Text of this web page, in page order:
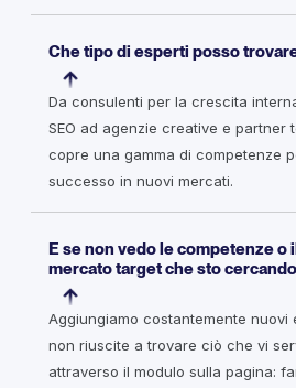
Che tipo di esperti posso
Da consulenti per la crescita
SEO ad agenzie creative e partner
copre una gamma di competenze
successo in nuovi mercati.
E se non vedo le competenze o
mercato target che sto
Aggiungiamo costantemente nuovi
non riuscite a trovare ciò che vi
attraverso il modulo sulla pagina: